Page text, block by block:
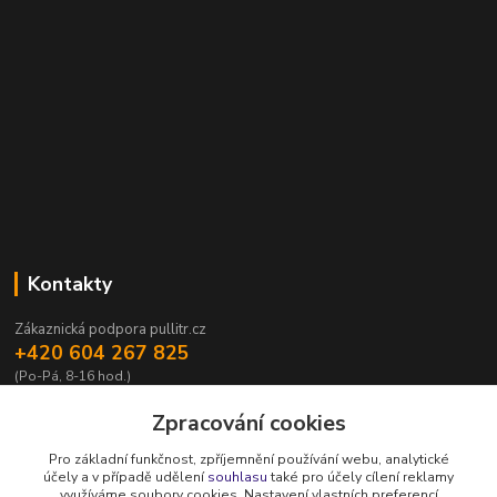
Kontakty
Zákaznická podpora pullitr.cz
+420 604 267 825
(Po-Pá, 8-16 hod.)
Zpracování cookies
Pro základní funkčnost, zpříjemnění používání webu, analytické
účely a v případě udělenísouhlasutaké pro účely cílení reklamy